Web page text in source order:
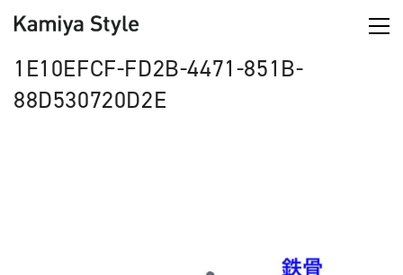
1E10EFCF-FD2B-4471-851B-
88D530720D2E